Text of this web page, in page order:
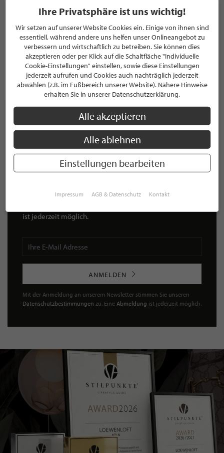
Galeria Exclusiva - stilvoll wohnen -
EINRICHTUNGSHAUS
Hochstraße 87
58095 Hagen
Deutschland
PROFIL
NEWSLETTER
Bleiben Sie immer UP TO DATE! Melden Sie sich jetzt für
unseren STILPUNKTE®-Newsletter an und profitieren Sie
Mit der Anmeldung für unseren Newsletter stimmen Sie
ist jederzeit möglich.
ANMELDEN
Mit der Anmeldung an unserem Newsletter stimmen Sie unseren
Datenschutzbestimmungen zu. Eine Abmeldung ist jederzeit möglich.
Ihre Privatsphäre ist uns wichtig!
Wir setzen auf unserer Website Cookies ein. Einige von ihnen sind
essentiell, während andere uns helfen unser Onlineangebot zu
verbessern und wirtschaftlich zu betreiben. Sie können dies
akzeptieren oder per Klick auf die Schaltfläche "Individuelle
Cookie-Einstellungen" einstellen, sowie diese Einstellungen
jederzeit aufrufen und Cookies auch nachträglich jederzeit
abwählen (z.B. im Fußbereich unserer Website). Nähere Hinweise
erhalten Sie in unserer Datenschutzerklärung.
Alle akzeptieren
Alle ablehnen
Einstellungen bearbeiten
Impressum AGB & Datenschutz Kontakt